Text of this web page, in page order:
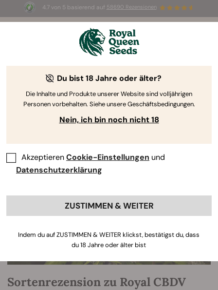
4.7 von 5 basierend auf 58690 Rezensionen
☀️ Sommer-Sale: Bis zu 50 % Rabatt
auf ausgewählte Produkte! ⏤
The RQS Blog
Sortenrezension zu Royal CBDV
Du bist 18 Jahre oder älter?
Die Inhalte und Produkte unserer Website sind volljährigen
Personen vorbehalten. Siehe unsere Geschäftsbedingungen.
Nein, ich bin noch nicht 18
AkzeptierenCookie-Einstellungen und
Datenschutzerklärung
ZUSTIMMEN & WEITER
Indem du auf ZUSTIMMEN & WEITER klickst, bestätigst du, dass
du 18 Jahre oder älter bist